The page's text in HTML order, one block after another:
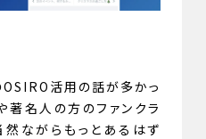
OSIRO活用の話が多かっ
著名人の方のファンクラ
ながらもっとあるはず